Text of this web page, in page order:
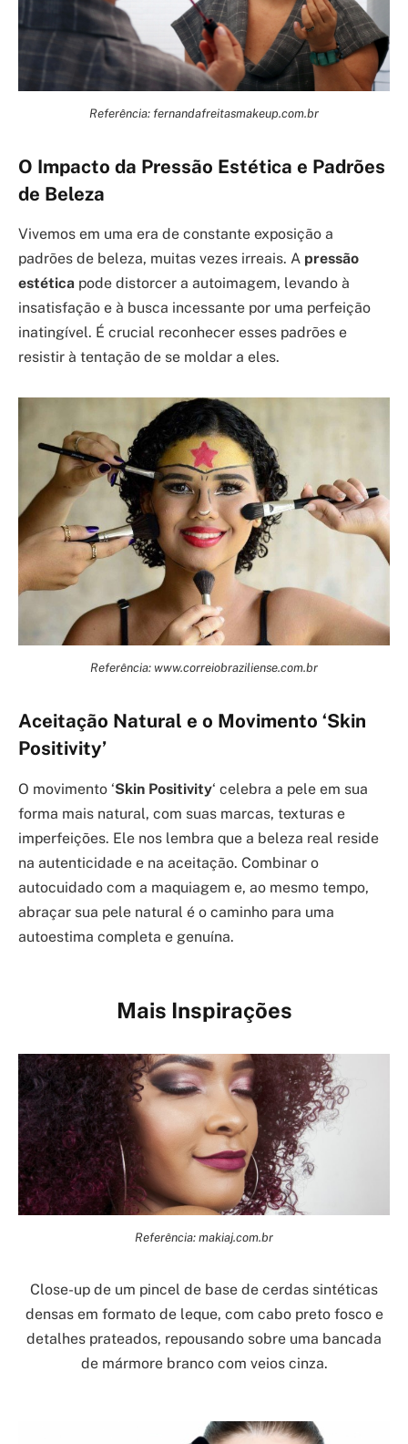
Referência: fernandafreitasmakeup.com.br
O Impacto da Pressão Estética e Padrões
de Beleza
Vivemos em uma era de constante exposição a
padrões de beleza, muitas vezes irreais. A pressão
estética pode distorcer a autoimagem, levando à
insatisfação e à busca incessante por uma perfeição
inatingível. É crucial reconhecer esses padrões e
resistir à tentação de se moldar a eles.
Referência: www.correiobraziliense.com.br
Aceitação Natural e o Movimento ‘Skin
Positivity’
O movimento ‘Skin Positivity‘ celebra a pele em sua
forma mais natural, com suas marcas, texturas e
imperfeições. Ele nos lembra que a beleza real reside
na autenticidade e na aceitação. Combinar o
autocuidado com a maquiagem e, ao mesmo tempo,
abraçar sua pele natural é o caminho para uma
autoestima completa e genuína.
Mais Inspirações
Referência: makiaj.com.br
Close-up de um pincel de base de cerdas sintéticas
densas em formato de leque, com cabo preto fosco e
detalhes prateados, repousando sobre uma bancada
de mármore branco com veios cinza.